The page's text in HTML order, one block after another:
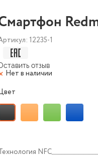
12235-1
отзыв
Нет в наличии
NFС